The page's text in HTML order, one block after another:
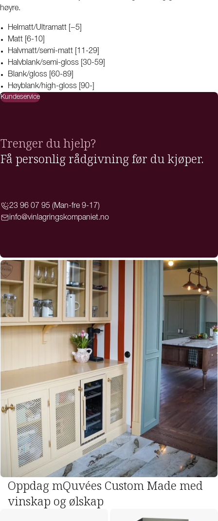
høyre.
Helmatt/Ultramatt [−5]
Matt [6-10]
Halvmatt/semi-matt [11-29]
Halvblank/semi-gloss [30-59]
Blank/gloss [60-89]
Høyblank/high-gloss [90-]
Kundeservice
Trenger du hjelp?
Få personlig rådgivning før du kjøper.
23 96 07 95 (Man-fre 9-17)
info@vinlagringskompaniet.no
Oppdag mQuvées Custom Made med
vinskap og ølskap